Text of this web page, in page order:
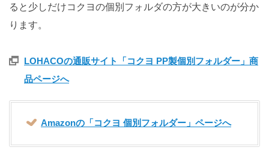
ると少しだけコクヨの個別フォルダの方が大きいのが分か
ります。
LOHACOの通販サイト「コクヨ PP製個別フォルダー」商
品ページへ
Amazonの「コクヨ 個別フォルダー」ページへ